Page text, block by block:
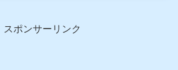
スポンサーリンク